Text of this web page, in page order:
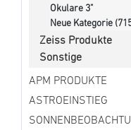
Okulare 3"
Neue Kategorie
Zeiss Produkte
Sonstige
APM PRODUKTE
ASTROEINSTIEG